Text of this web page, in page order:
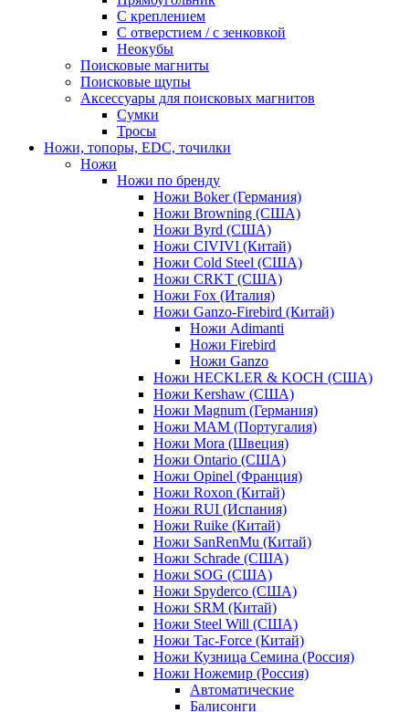
С креплением
С отверстием / с зенковкой
Неокубы
Поисковые магниты
Поисковые щупы
Аксессуары для поисковых магнитов
Сумки
Тросы
Ножи, топоры, EDC, точилки
Ножи
Ножи по бренду
Ножи Boker (Германия)
Ножи Browning (США)
Ножи Byrd (США)
Ножи CIVIVI (Китай)
Ножи Cold Steel (США)
Ножи CRKT (США)
Ножи Fox (Италия)
Ножи Ganzo-Firebird (Китай)
Ножи Adimanti
Ножи Firebird
Ножи Ganzo
Ножи HECKLER & KOCH (США)
Ножи Kershaw (США)
Ножи Magnum (Германия)
Ножи MAM (Португалия)
Ножи Mora (Швеция)
Ножи Ontario (США)
Ножи Opinel (Франция)
Ножи Roxon (Китай)
Ножи RUI (Испания)
Ножи Ruike (Китай)
Ножи SanRenMu (Китай)
Ножи Schrade (США)
Ножи SOG (США)
Ножи Spyderco (США)
Ножи SRM (Китай)
Ножи Steel Will (США)
Ножи Tac-Force (Китай)
Ножи Кузница Семина (Россия)
Ножи Ножемир (Россия)
Автоматические
Балисонги